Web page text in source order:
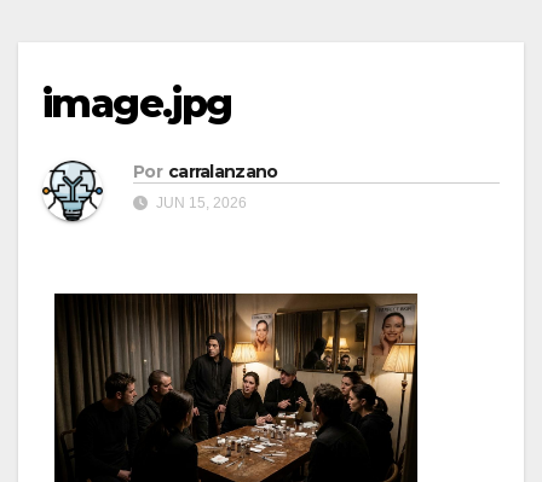
image.jpg
Por carralanzano
JUN 15, 2026